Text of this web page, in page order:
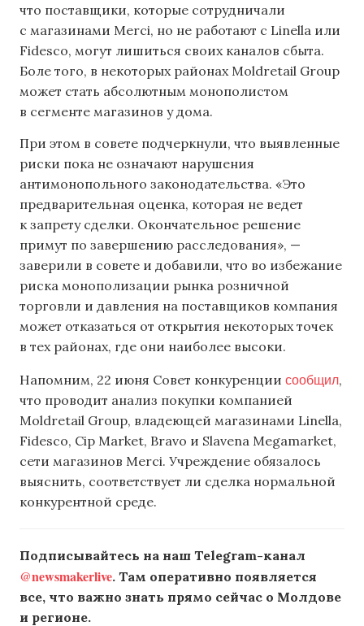
что поставщики, которые сотрудничали
с магазинами Merci, но не работают с Linella или
Fidesco, могут лишиться своих каналов сбыта.
Боле того, в некоторых районах Moldretail Group
может стать абсолютным монополистом
в сегменте магазинов у дома.
При этом в совете подчеркнули, что выявленные
риски пока не означают нарушения
антимонопольного законодательства. «Это
предварительная оценка, которая не ведет
к запрету сделки. Окончательное решение
примут по завершению расследования», —
заверили в совете и добавили, что во избежание
риска монополизации рынка розничной
торговли и давления на поставщиков компания
может отказаться от открытия некоторых точек
в тех районах, где они наиболее высоки.
Напомним, 22 июня Совет конкуренции сообщил,
что проводит анализ покупки компанией
Moldretail Group, владеющей магазинами Linella,
Fidesco, Cip Market, Bravo и Slavena Megamarket,
сети магазинов Merci. Учреждение обязалось
выяснить, соответствует ли сделка нормальной
конкурентной среде.
Подписывайтесь на наш Telegram-канал
@newsmakerlive. Там оперативно появляется
все, что важно знать прямо сейчас о Молдове
и регионе.